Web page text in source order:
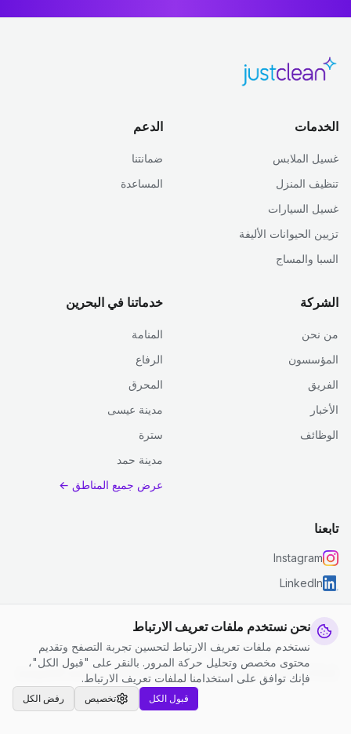
نحن نستخدم ملفات تعريف الارتباط
نستخدم ملفات تعريف الارتباط لتحسين تجربة التصفح وتقديم
محتوى مخصص وتحليل حركة المرور. بالنقر على "قبول الكل"،
فإنك توافق على استخدامنا لملفات تعريف الارتباط.
رفض الكل تخصيص قبول الكل
الخدمات
غسيل الملابس
تنظيف المنزل
غسيل السيارات
تزيين الحيوانات الأليفة
السبا والمساج
الدعم
ضمانتنا
المساعدة
الشركة
من نحن
المؤسسون
الفريق
الأخبار
الوظائف
خدماتنا في البحرين
المنامة
الرفاع
المحرق
مدينة عيسى
سترة
مدينة حمد
عرض جميع المناطق ←
تابعنا
Instagram
LinkedIn
© 2026 جست كلين. جميع الحقوق محفوظة.
سياسة الخصوصية
الشروط والأحكام | إعدادات ملفات تعريف الارتباط